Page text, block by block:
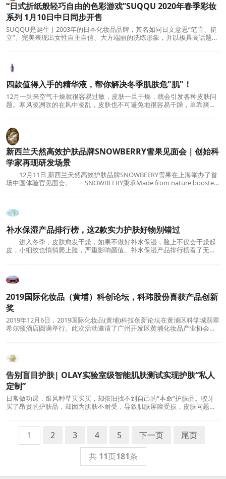
“日式折纸般轻巧自由的色彩游戏”SUQQU 2020年春季彩妆
系列 1月10日中日同步开售
SUQQU是诞生于2003年的日本化妆品品牌，其名如同日文意思“笔直、挺
立”。完美表现出女性自主自信、大方端丽的洗练形象，并以极具高话题性
四款值得入手的精华液，帮你解决冬季肌肤危"肌"！
12月一到来空气干燥就很容易过敏，皮肤一旦干燥，就会引发各种皮肤问
题。寒风凌冽吹的在风中凌乱，皮肤也不可避免地很容易干躁，单靠爽肤
新西兰天然高效护肤品牌SNOWBERRY雪果见面会｜创始科
学家再现研发场景
12月11日,新西兰天然高效护肤品牌SNOWBEERY雪果在上海举办了首
场中国体验官见面会。 SNOWBEERY秉承Made from nature,boosted
补水保湿产品排行榜，这2款实力护肤好物别错过
进入冬季，皮肤愈发干燥，如果不做好补水保湿，脸上不仅会干燥起
皮，小细纹也悄悄爬上脸，严重影响颜值。补水保湿产品排行榜看了无数
2019国际化妆品（黄埔）科创论坛，科玮股份喜获产品创新
奖
2019年12月6日，2019国际化妆品(黄埔)科技创新论坛在黄浦区科学城翡翠
希尔顿酒店圆满举行。此次活动邀请了广州开发区黄埔化妆品产业协会会
告别盲目护肤| OLAY实验室级智能肌肤测试实现护肤“私人
定制”
日常做功课，跟风种草买买买，却依旧找不到自己的“本命”护肤品。咬牙
买了昂贵的护肤品，却因为肌肤不耐受，导致肌肤屏障受损，皮肤问题加
1 2 3 4 5 下一页
尾页
共 11页181条